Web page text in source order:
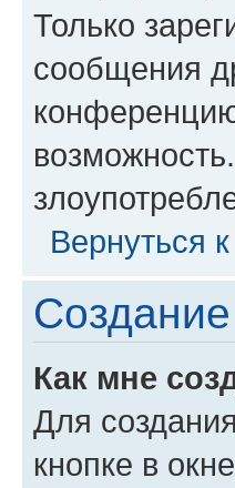
Только
сообщения
Вернуться
Как мне
Для
кнопке в